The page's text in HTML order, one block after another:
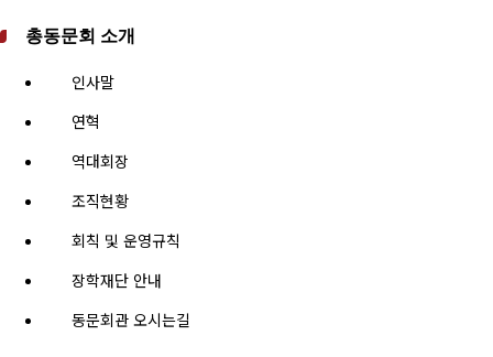
총동문회 소개
인사말
연혁
역대회장
조직현황
회칙 및 운영규칙
장학재단 안내
동문회관 오시는길